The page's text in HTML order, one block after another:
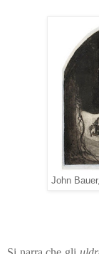
John Bauer,